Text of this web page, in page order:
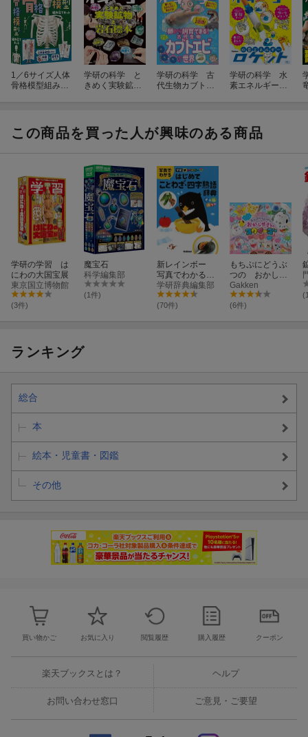
★別冊 学研まんが「氷のひみつ」（128ページ）
『ひみつシリーズ』は小学生に大人気の学習まんが。知りたいこ
とや疑問をまんがでわかりやすく解説。1冊のまんがを通して、楽
しく知識が身につきます。今回のテーマは氷。人のくらしと氷の
歴史や透明氷についてなど、氷のおもしろい情報が満載！
読者と編集部がいっしょに遊びつくす科学コンテンツがいっぱ
1／6サイズ人体
骨格模型組み立
学研の科学 と
きめく実験鉱物
学研の科学 古
代生物カブトエ
学研の科学 水
素エネルギーロ
この商品を買った人が興味のある商品
学研の学習 は
にわの大国宝展
東京国立博物館
(3件)
魔宝石
科学編集部
(1件)
新レインボー
写真でわかる
はじめてことわ
ざ・四字熟語辞
典（オールカラ
学研辞典編集部
(70件)
もちぷにどうぶ
つの おかしや
さんスクイーズ
Gakken
(6件)
ランキング
総合
本
絵本・児童書・図鑑
その他
買い物かご お気に入り 閲覧履歴 購入履歴 クーポン
楽天ブックスとは？ ヘルプ
お問い合わせ窓口 ご意見・ご要望